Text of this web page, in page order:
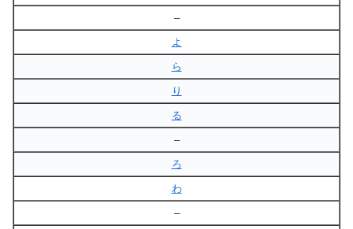
–
よ
ら
り
る
–
ろ
わ
–